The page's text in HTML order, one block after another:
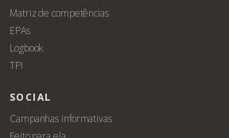
Matriz de competências
EPAs
Logbook
TPI
SOCIAL
Campanhas informativas